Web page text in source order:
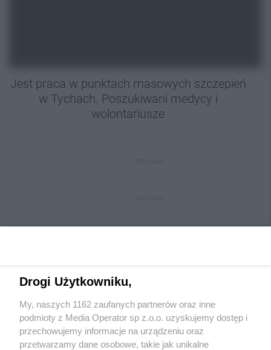
Jest praca w punktach masowych szczepień
w Tychach. Poszukiwani medycy i
wolontariusze
Wydawca mediówlokalnych
Drogi Użytkowniku,
My, naszych 1162 zaufanych partnerów oraz inne
podmioty z Media Operator sp z.o.o. uzyskujemy dostęp i
przechowujemy informacje na urządzeniu oraz
przetwarzamy dane osobowe, takie jak unikalne